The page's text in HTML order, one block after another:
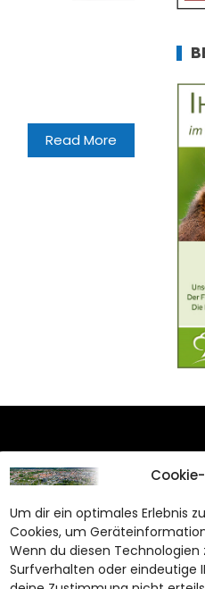
Um dir ein optimales Erlebnis
Cookies, um
Wenn du diesen
Surfverhalten oder eindeutige
Read More
12